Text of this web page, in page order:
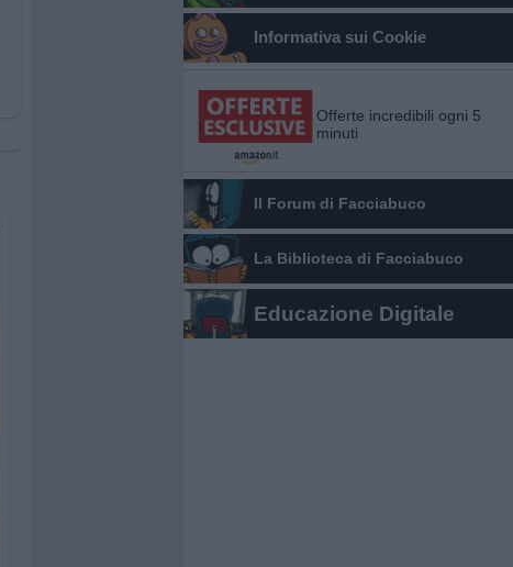
Informativa sui Cookie
Offerte incredibili ogni 5
minuti
Il Forum di Facciabuco
La Biblioteca di Facciabuco
Educazione Digitale